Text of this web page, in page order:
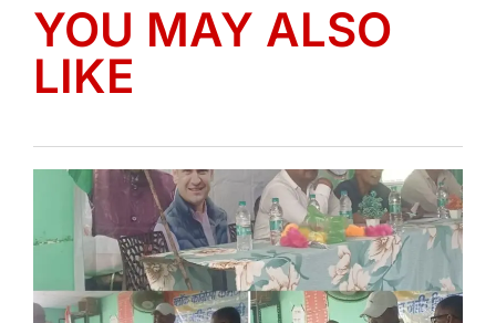
YOU MAY ALSO
LIKE